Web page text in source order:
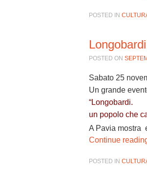
POSTED IN
POSTED ON
Sabato 25
Un grande
“Longobardi.
un popolo che
A Pavia mostra
Continue
POSTED IN